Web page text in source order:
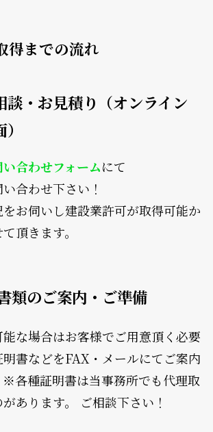
得までの流れ
談・お見積り（オンライン
い合わせフォームにて
合わせ下さい！
お伺いし建設業許可が取得可能か
頂きます。
類のご案内・ご準備
な場合はお客様でご用意頂く必要
書などをFAX・メールにてご案内
※各種証明書は当事務所でも代理取
あります。 ご相談下さい！